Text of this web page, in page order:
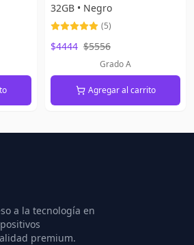
32GB • Negro
(5)
$4444 $5556
Grado A
Agregar al carrito
a la tecnología en
premium.